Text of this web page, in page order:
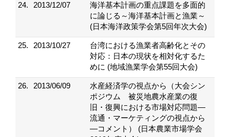
24. 2013/12/07
海洋基本計画の重点課題を多面的
に論じる～海洋基本計画と漁業～
(日本海洋政策学会第5回年次大会)
25. 2013/10/27
台湾における漁業者高齢化とその
対応：日本の現状を相対化するた
めに (地域漁業学会第55回大会)
26. 2013/06/09
水産経済学の視点から（大会シン
ポジウム 被災地農水産業の復
旧・復興における市場対応問題―
流通・マーケティングの視点から
―コメント） (日本農業市場学会